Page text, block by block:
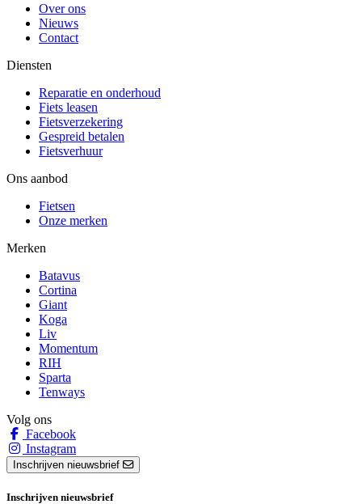
Over ons
Nieuws
Contact
Diensten
Reparatie en onderhoud
Fiets leasen
Fietsverzekering
Gespreid betalen
Fietsverhuur
Ons aanbod
Fietsen
Onze merken
Merken
Batavus
Cortina
Giant
Koga
Liv
Momentum
RIH
Sparta
Tenways
Volg ons
Facebook
Instagram
Inschrijven nieuwsbrief
Inschrijven nieuwsbrief